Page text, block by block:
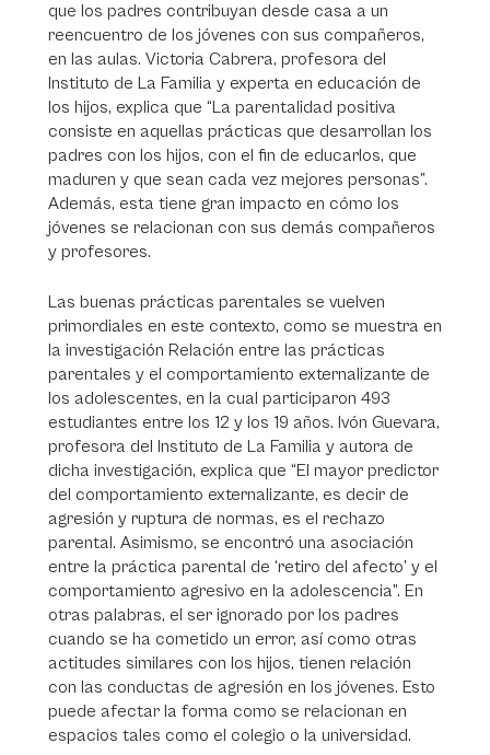
que los padres contribuyan desde casa a un
reencuentro de los jóvenes con sus compañeros,
en las aulas. Victoria Cabrera, profesora del
Instituto de La Familia y experta en educación de
los hijos, explica que “La parentalidad positiva
consiste en aquellas prácticas que desarrollan los
padres con los hijos, con el fin de educarlos, que
maduren y que sean cada vez mejores personas”.
Además, esta tiene gran impacto en cómo los
jóvenes se relacionan con sus demás compañeros
y profesores.
Las buenas prácticas parentales se vuelven
primordiales en este contexto, como se muestra en
la investigación Relación entre las prácticas
parentales y el comportamiento externalizante de
los adolescentes, en la cual participaron 493
estudiantes entre los 12 y los 19 años. Ivón Guevara,
profesora del Instituto de La Familia y autora de
dicha investigación, explica que “El mayor predictor
del comportamiento externalizante, es decir de
agresión y ruptura de normas, es el rechazo
parental. Asimismo, se encontró una asociación
entre la práctica parental de ‘retiro del afecto’ y el
comportamiento agresivo en la adolescencia”. En
otras palabras, el ser ignorado por los padres
cuando se ha cometido un error, así como otras
actitudes similares con los hijos, tienen relación
con las conductas de agresión en los jóvenes. Esto
puede afectar la forma como se relacionan en
espacios tales como el colegio o la universidad.